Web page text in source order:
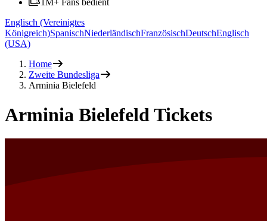
1M+ Fans bedient
Englisch (Vereinigtes
Königreich)SpanischNiederländischFranzösischDeutschEnglisch
(USA)
Home
Zweite Bundesliga
Arminia Bielefeld
Arminia Bielefeld Tickets